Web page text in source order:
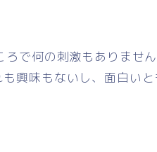
で何の刺激もありませ
興味もないし、面白い